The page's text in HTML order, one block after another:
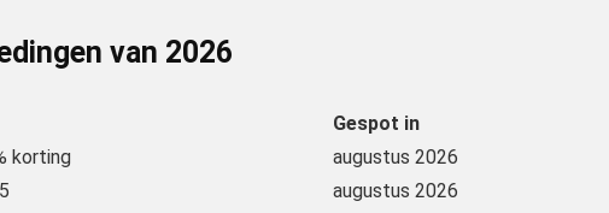
van 2026
Gespot in
korting
augustus 2026
augustus 2026